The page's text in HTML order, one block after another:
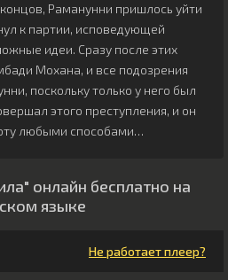
Раманунни пришлось уйти
к партии, исповедующей
идеи. Сразу после этих
Мохана, и все подозрения
поскольку только у него был
этого преступления, и он
любыми способами…
онлайн бесплатно на
языке
Не работает плеер?